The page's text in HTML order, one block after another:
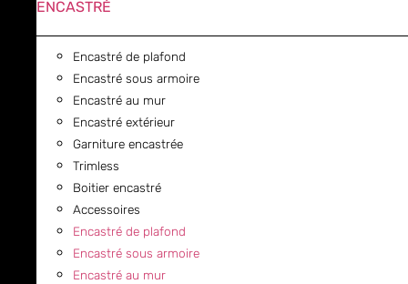
ENCASTRÉ
Encastré de plafond
Encastré sous armoire
Encastré au mur
Encastré extérieur
Garniture encastrée
Trimless
Boitier encastré
Accessoires
Encastré de plafond
Encastré sous armoire
Encastré au mur